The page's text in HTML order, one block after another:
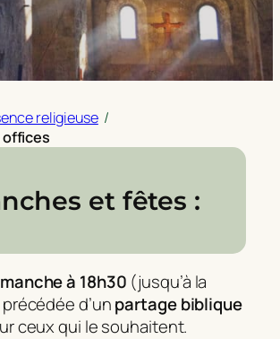
religieuse /
offices
et fêtes :
à 18h30 (jusqu’à la
d’unpartage biblique
ceux qui le souhaitent.